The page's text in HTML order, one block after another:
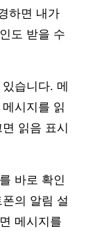
하면 내가
도 받을 수
습니다. 메
시지를 읽
읽음 표시
바로 확인
의 알림 설
메시지를